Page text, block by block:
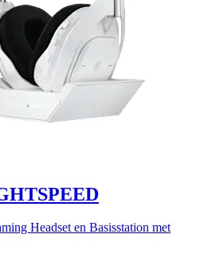
Headset en Basisstation met